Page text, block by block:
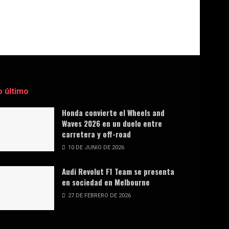
último
Honda convierte el Wheels and
Waves 2026 en un duelo entre
carretera y off-road
10 DE JUNIO DE 2026
Audi Revolut F1 Team se presenta
en sociedad en Melbourne
27 DE FEBRERO DE 2026